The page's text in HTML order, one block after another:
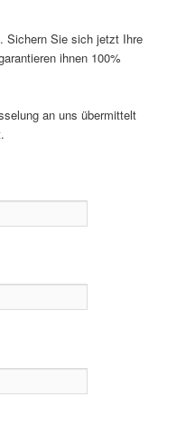
Sichern Sie sich jetzt Ihre
ihnen 100%
an uns übermittelt